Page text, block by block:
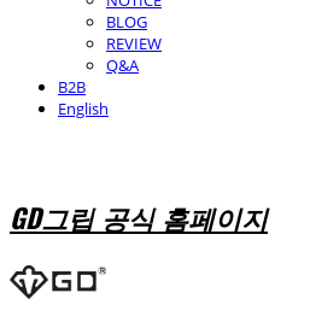
BLOG
REVIEW
Q&A
B2B
English
GD그립 공식 홈페이지